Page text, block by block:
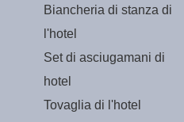
Biancheria di stanza di
l'hotel
Set di asciugamani di
hotel
Tovaglia di l'hotel